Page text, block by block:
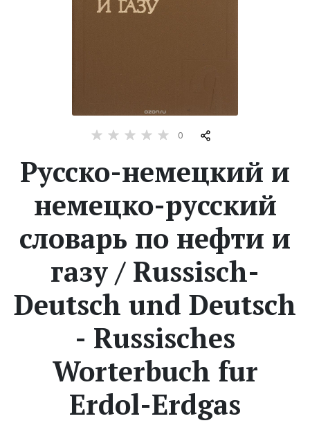
Экранизации
Коллекции
0
Русско-немецкий и
немецко-русский
словарь по нефти и
газу / Russisch-
Deutsch und Deutsch
- Russisches
Worterbuch fur
Erdol-Erdgas